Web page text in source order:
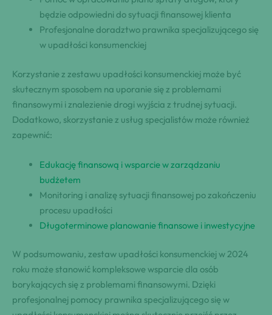
będzie odpowiedni do sytuacji finansowej klienta
Profesjonalne doradztwo prawnika specjalizującego się
w upadłości konsumenckiej
Korzystanie z zestawu upadłości konsumenckiej może być
skutecznym sposobem na uporanie się z problemami
finansowymi i znalezienie drogi wyjścia z trudnej sytuacji.
Dodatkowo, skorzystanie z usług specjalistów może również
zapewnić:
Edukację finansową i wsparcie w zarządzaniu
budżetem
Monitoring i analizę sytuacji finansowej po zakończeniu
procesu upadłości
Długoterminowe planowanie finansowe i inwestycyjne
W podsumowaniu, zestaw upadłości konsumenckiej w 2024
roku może stanowić kompleksowe wsparcie dla osób
borykających się z problemami finansowymi. Dzięki
profesjonalnej pomocy prawnika specjalizującego się w